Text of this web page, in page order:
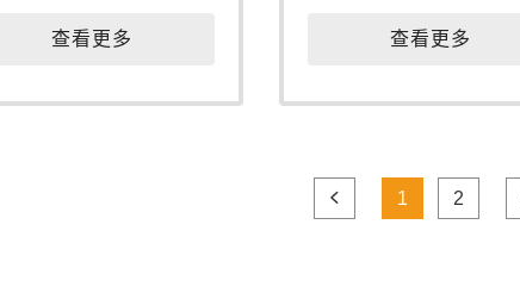
查看更多 查看更多
1 2